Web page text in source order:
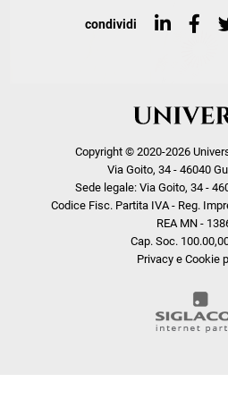
Top
condividi
Copyright © 2020-2026
Via Goito, 34 - 46040
Sede legale: Via Goito, 34 -
Codice Fisc. Partita IVA - Reg.
REA MN -
Cap. Soc.
Privacy e Cookie